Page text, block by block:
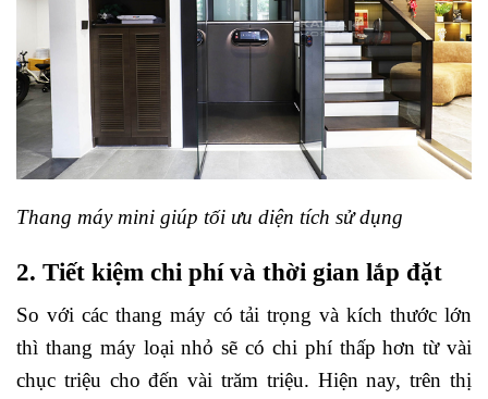
Thang máy mini giúp tối ưu diện tích sử dụng
2. Tiết kiệm chi phí và thời gian lắp đặt
So với các thang máy có tải trọng và kích thước lớn
thì thang máy loại nhỏ sẽ có chi phí thấp hơn từ vài
chục triệu cho đến vài trăm triệu. Hiện nay, trên thị